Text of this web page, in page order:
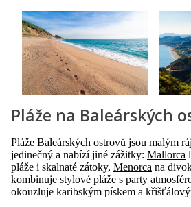
Pláže na Baleárských
Pláže Baleárských ostrovů jsou malým
jedinečný a nabízí jiné zážitky: Mallorca
pláže i skalnaté zátoky, Menorca na
kombinuje stylové pláže s party
okouzluje karibským pískem a